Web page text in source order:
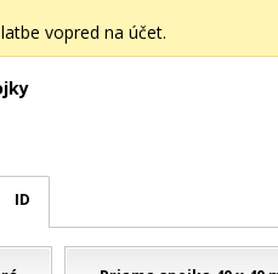
vopred na účet.
ID